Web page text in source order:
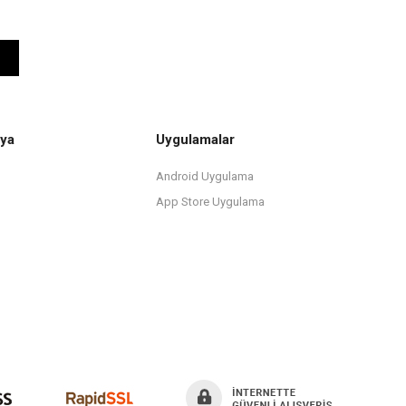
Uygulamalar
Android Uygulama
App Store Uygulama